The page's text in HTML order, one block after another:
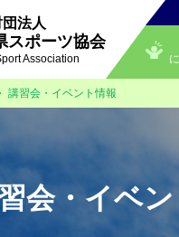
法人
スポーツ協会
Association
講習会・イベント情報
会・イベ